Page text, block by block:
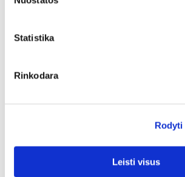
Statistika
Rinkodara
Leisti visus